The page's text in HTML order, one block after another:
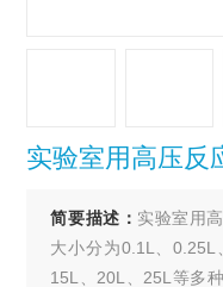
实验室用高压反
简要描述： 实验室用
大小分为0.1L、0.25L
15L、20L、25L等多